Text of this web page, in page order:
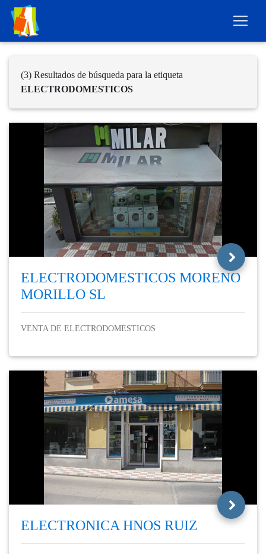
(3) Resultados de búsqueda para la etiqueta
ELECTRODOMESTICOS
ELECTRODOMESTICOS MORENO
MORILLO SL
VENTA DE ELECTRODOMESTICOS
ELECTRONICA HNOS RUIZ